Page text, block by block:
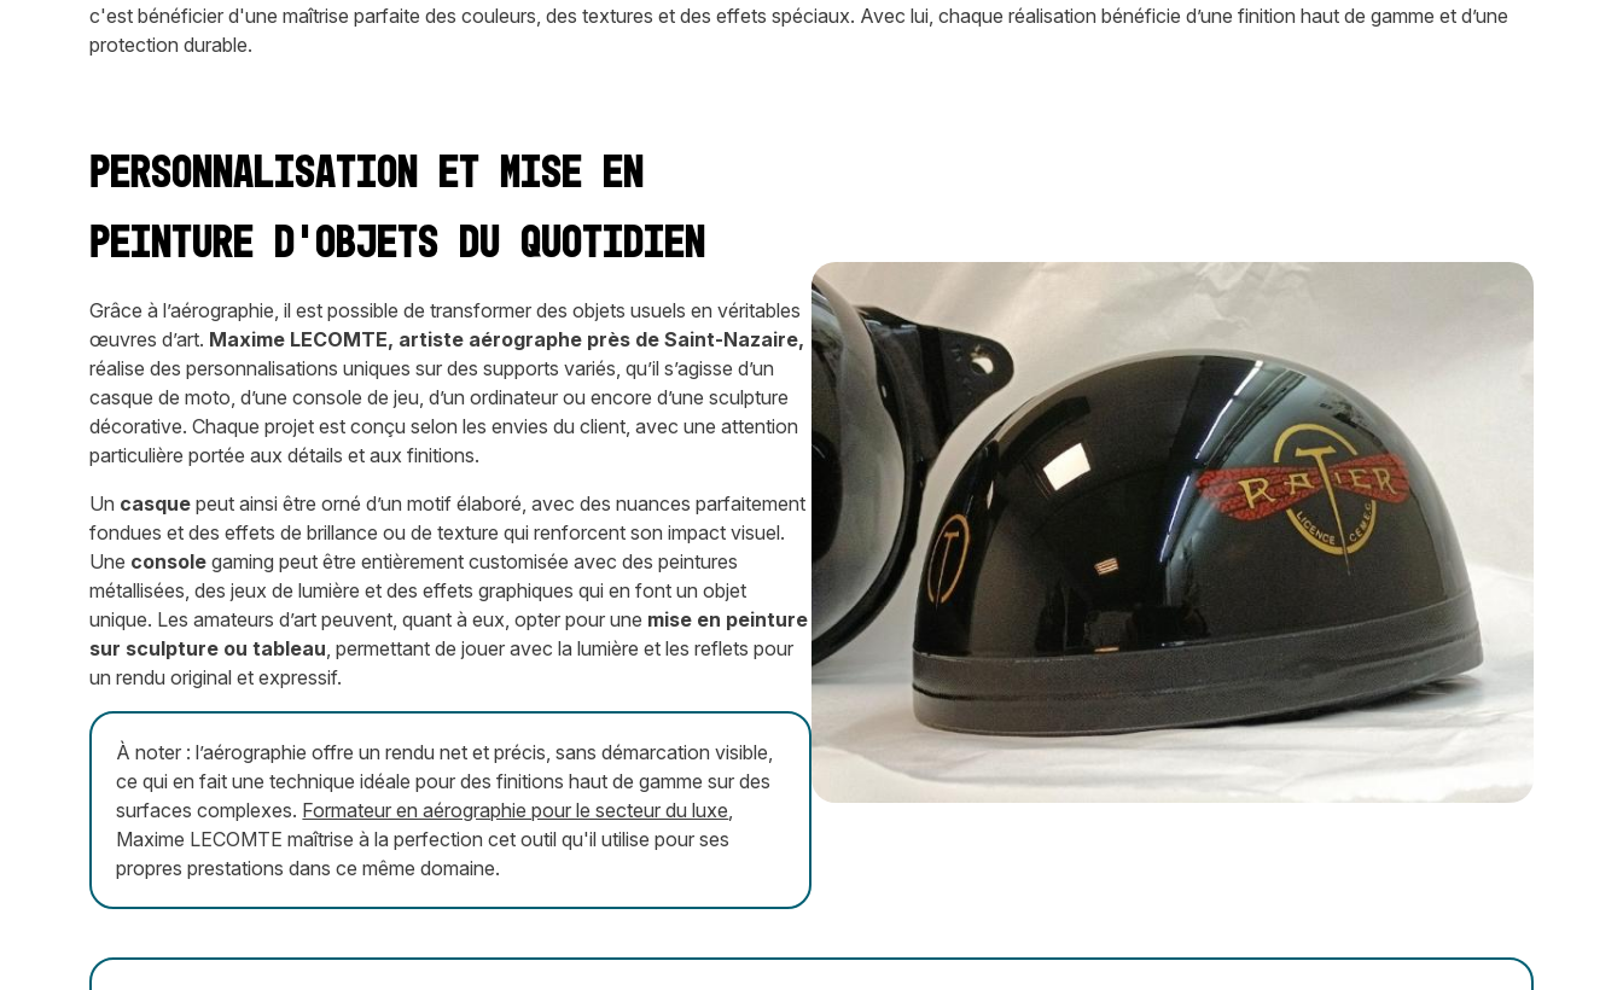
c'est bénéficier d'une maîtrise parfaite des couleurs, des textures et des effets spéciaux. Avec lui, chaque réalisation bénéficie d’une finition haut de gamme et d’une
protection durable.
Personnalisation et mise en
peinture d’objets du quotidien
Grâce à l’aérographie, il est possible de transformer des objets usuels en véritables
œuvres d’art. Maxime LECOMTE, artiste aérographe près de Saint-Nazaire,
réalise des personnalisations uniques sur des supports variés, qu’il s’agisse d’un
casque de moto, d’une console de jeu, d’un ordinateur ou encore d’une sculpture
décorative. Chaque projet est conçu selon les envies du client, avec une attention
particulière portée aux détails et aux finitions.
Un casque peut ainsi être orné d’un motif élaboré, avec des nuances parfaitement
fondues et des effets de brillance ou de texture qui renforcent son impact visuel.
Une console gaming peut être entièrement customisée avec des peintures
métallisées, des jeux de lumière et des effets graphiques qui en font un objet
unique. Les amateurs d’art peuvent, quant à eux, opter pour une mise en peinture
sur sculpture ou tableau , permettant de jouer avec la lumière et les reflets pour
un rendu original et expressif.
À noter : l’aérographie offre un rendu net et précis, sans démarcation visible,
ce qui en fait une technique idéale pour des finitions haut de gamme sur des
surfaces complexes. Formateur en aérographie pour le secteur du luxe
Maxime LECOMTE maîtrise à la perfection cet outil qu'il utilise pour ses
propres prestations dans ce même domaine.